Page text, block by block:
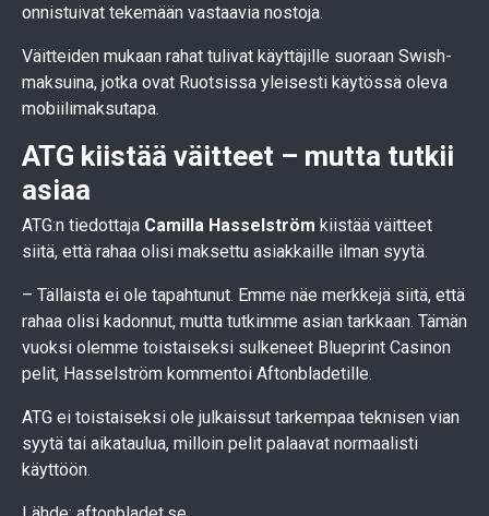
onnistuivat tekemään vastaavia nostoja.
Väitteiden mukaan rahat tulivat käyttäjille suoraan Swish-
maksuina, jotka ovat Ruotsissa yleisesti käytössä oleva
mobiilimaksutapa.
ATG kiistää väitteet – mutta tutkii
asiaa
ATG:n tiedottaja Camilla Hasselström kiistää väitteet
siitä, että rahaa olisi maksettu asiakkaille ilman syytä.
– Tällaista ei ole tapahtunut. Emme näe merkkejä siitä, että
rahaa olisi kadonnut, mutta tutkimme asian tarkkaan. Tämän
vuoksi olemme toistaiseksi sulkeneet Blueprint Casinon
pelit, Hasselström kommentoi Aftonbladetille.
ATG ei toistaiseksi ole julkaissut tarkempaa teknisen vian
syytä tai aikataulua, milloin pelit palaavat normaalisti
käyttöön.